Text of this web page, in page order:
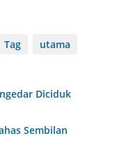
Tag utama
Diciduk
Sembilan